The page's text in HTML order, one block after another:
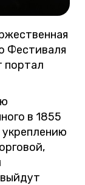
Фестиваля
портал
в 1855